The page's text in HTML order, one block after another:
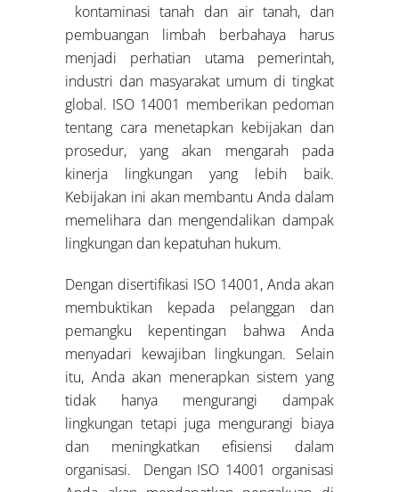
kontaminasi tanah dan air tanah, dan
pembuangan limbah berbahaya harus
menjadi perhatian utama pemerintah,
industri dan masyarakat umum di tingkat
global. ISO 14001 memberikan pedoman
tentang cara menetapkan kebijakan dan
prosedur, yang akan mengarah pada
kinerja lingkungan yang lebih baik.
Kebijakan ini akan membantu Anda dalam
memelihara dan mengendalikan dampak
lingkungan dan kepatuhan hukum.
Dengan disertifikasi ISO 14001, Anda akan
membuktikan kepada pelanggan dan
pemangku kepentingan bahwa Anda
menyadari kewajiban lingkungan. Selain
itu, Anda akan menerapkan sistem yang
tidak hanya mengurangi dampak
lingkungan tetapi juga mengurangi biaya
dan meningkatkan efisiensi dalam
organisasi. Dengan ISO 14001 organisasi